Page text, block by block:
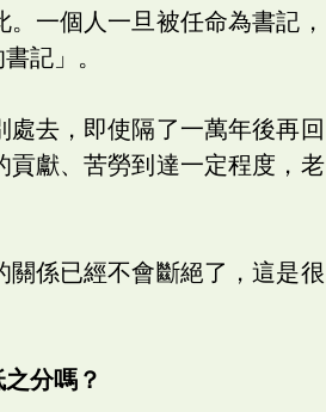
一個人一旦被任命為書記，
記」。
處去，即使隔了一萬年後再回
獻、苦勞到達一定程度，老
係已經不會斷絕了，這是很
分嗎？